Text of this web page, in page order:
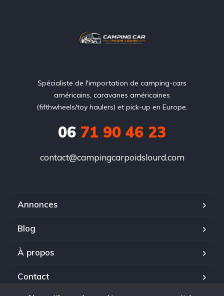
Spécialiste de l'importation de camping-cars
américains, caravanes américaines
(fifthwheels/toy haulers) et pick-up en Europe.
06 71 90 46 23
contact@campingcarpoidslourd.com
Annonces
Blog
À propos
Contact